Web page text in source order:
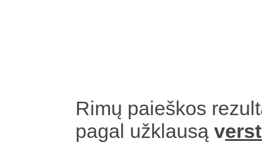
Rimų paieškos
pagal užklausą v